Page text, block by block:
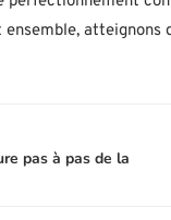
atteignons
pas à pas de la